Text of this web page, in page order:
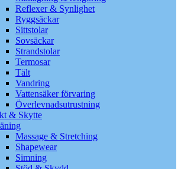
Reflexer & Synlighet
Ryggsäckar
Sittstolar
Sovsäckar
Strandstolar
Termosar
Tält
Vandring
Vattensäker förvaring
Överlevnadsutrustning
& Skytte
Massage & Stretching
Shapewear
Simning